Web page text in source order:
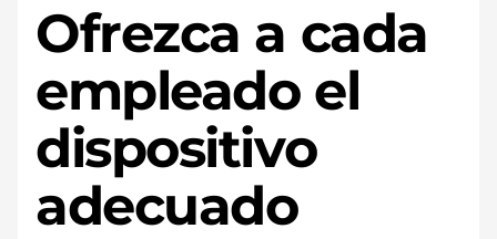
Ofrezca a cada
empleado el
dispositivo
adecuado